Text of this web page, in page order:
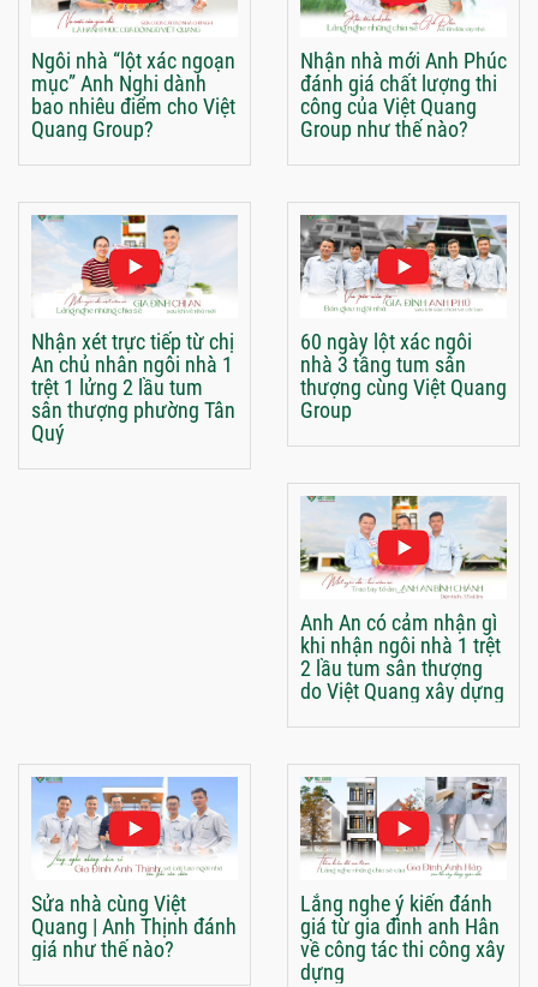
Ngôi nhà “lột xác ngoạn
mục” Anh Nghi dành
bao nhiêu điểm cho Việt
Quang Group?
Nhận nhà mới Anh Phúc
đánh giá chất lượng thi
công của Việt Quang
Group như thế nào?
Nhận xét trực tiếp từ chị
An chủ nhân ngôi nhà 1
trệt 1 lửng 2 lầu tum
sân thượng phường Tân
Quý
60 ngày lột xác ngôi
nhà 3 tầng tum sân
thượng cùng Việt Quang
Group
Anh An có cảm nhận gì
khi nhận ngôi nhà 1 trệt
2 lầu tum sân thượng
do Việt Quang xây dựng
Sửa nhà cùng Việt
Quang | Anh Thịnh đánh
giá như thế nào?
Lắng nghe ý kiến đánh
giá từ gia đình anh Hân
về công tác thi công xây
dựng